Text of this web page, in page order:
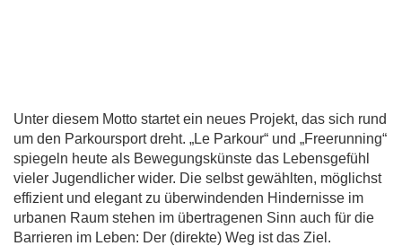
Unter diesem Motto startet ein neues Projekt, das sich rund
um den Parkoursport dreht. „Le Parkour“ und „Freerunning“
spiegeln heute als Bewegungskünste das Lebensgefühl
vieler Jugendlicher wider. Die selbst gewählten, mög­lichst
effizient und elegant zu überwindenden Hindernisse im
urbanen Raum stehen im über­tragenen Sinn auch für die
Barrieren im Leben: Der (direkte) Weg ist das Ziel.